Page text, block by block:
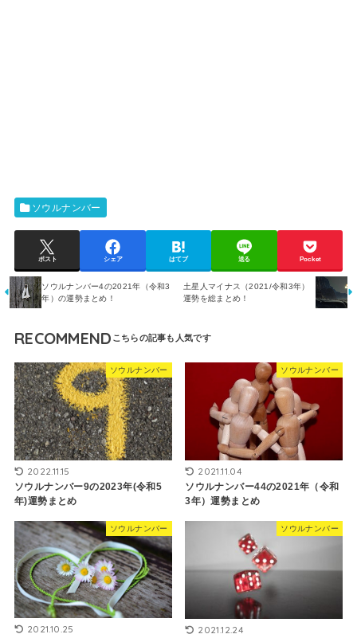
ソウルナンバー
ポスト シェア はてブ 送る Pocket
ソウルナンバー4の2021年（令和3
年）の運勢まとめ！
土星人マイナス（2021/令和3年）
運勢を総まとめ！
RECOMMEND
ソウルナンバー
2022.11.15
ソウルナンバー9の2023年(令和5
年)運勢まとめ
ソウルナンバー
2021.11.04
ソウルナンバー44の2021年（令和
3年）運勢まとめ
ソウルナンバー
2021.10.25
ソウルナンバー
2021.12.24